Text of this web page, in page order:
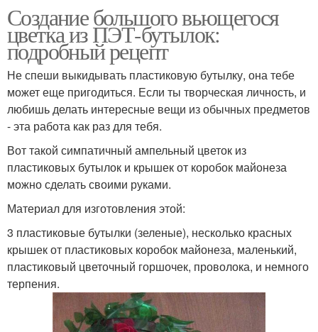
Создание большого вьющегося
цветка из ПЭТ-бутылок:
подробный рецепт
Не спеши выкидывать пластиковую бутылку, она тебе
может еще пригодиться. Если ты творческая личность, и
любишь делать интересные вещи из обычных предметов
- эта работа как раз для тебя.
Вот такой симпатичный ампельный цветок из
пластиковых бутылок и крышек от коробок майонеза
можно сделать своими руками.
Материал для изготовления этой:
3 пластиковые бутылки (зеленые), несколько красных
крышек от пластиковых коробок майонеза, маленький,
пластиковый цветочный горшочек, проволока, и немного
терпения.